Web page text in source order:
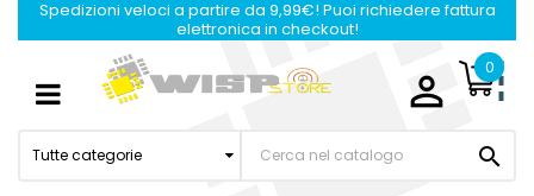
Spedizioni veloci a partire da 9,99€! Puoi richiedere fattura
elettronica in checkout!

0
Tutte categorie 
Toggle